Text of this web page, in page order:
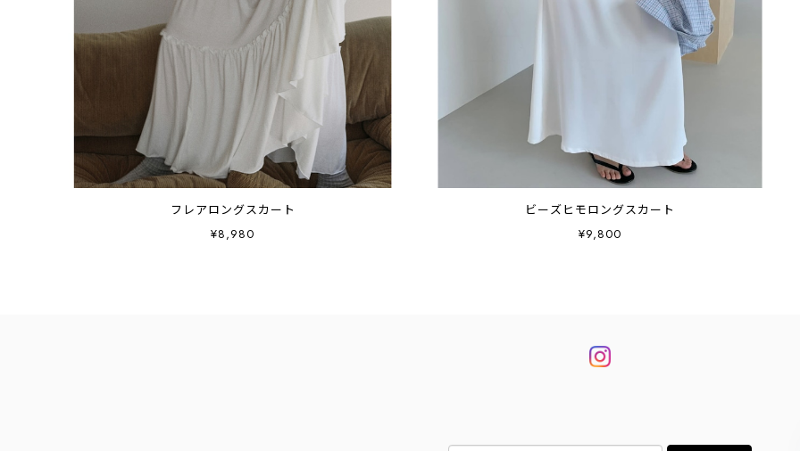
フレアロングスカート
¥8,980
ビーズヒモロングスカート
¥9,800